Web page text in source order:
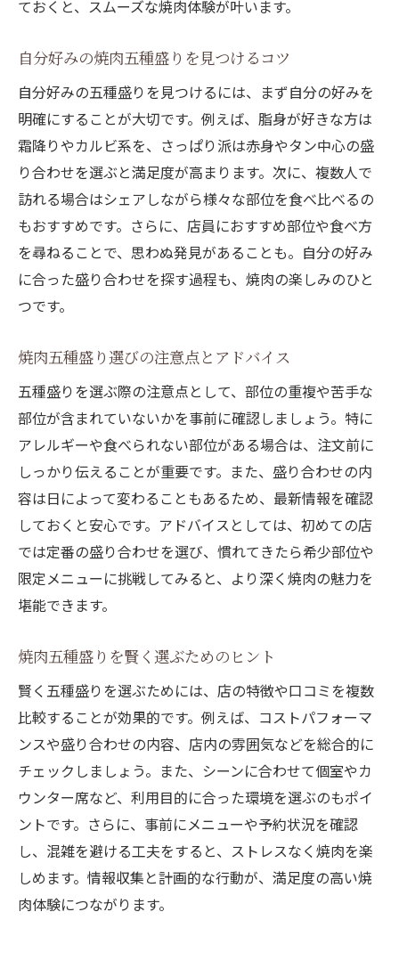
ておくと、スムーズな焼肉体験が叶います。
自分好みの焼肉五種盛りを見つけるコツ
自分好みの五種盛りを見つけるには、まず自分の好みを
明確にすることが大切です。例えば、脂身が好きな方は
霜降りやカルビ系を、さっぱり派は赤身やタン中心の盛
り合わせを選ぶと満足度が高まります。次に、複数人で
訪れる場合はシェアしながら様々な部位を食べ比べるの
もおすすめです。さらに、店員におすすめ部位や食べ方
を尋ねることで、思わぬ発見があることも。自分の好み
に合った盛り合わせを探す過程も、焼肉の楽しみのひと
つです。
焼肉五種盛り選びの注意点とアドバイス
五種盛りを選ぶ際の注意点として、部位の重複や苦手な
部位が含まれていないかを事前に確認しましょう。特に
アレルギーや食べられない部位がある場合は、注文前に
しっかり伝えることが重要です。また、盛り合わせの内
容は日によって変わることもあるため、最新情報を確認
しておくと安心です。アドバイスとしては、初めての店
では定番の盛り合わせを選び、慣れてきたら希少部位や
限定メニューに挑戦してみると、より深く焼肉の魅力を
堪能できます。
焼肉五種盛りを賢く選ぶためのヒント
賢く五種盛りを選ぶためには、店の特徴や口コミを複数
比較することが効果的です。例えば、コストパフォーマ
ンスや盛り合わせの内容、店内の雰囲気などを総合的に
チェックしましょう。また、シーンに合わせて個室やカ
ウンター席など、利用目的に合った環境を選ぶのもポイ
ントです。さらに、事前にメニューや予約状況を確認
し、混雑を避ける工夫をすると、ストレスなく焼肉を楽
しめます。情報収集と計画的な行動が、満足度の高い焼
肉体験につながります。